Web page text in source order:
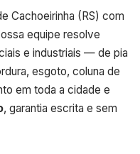
Cachoeirinha (RS) com
equipe resolve
e industriais — de pia
esgoto, coluna de
em toda a cidade e
, garantia escrita e sem